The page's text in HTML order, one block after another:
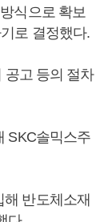
식으로 확보
로 결정했다.
공고 등의 절차
SKC솔믹스주
해 반도체소재